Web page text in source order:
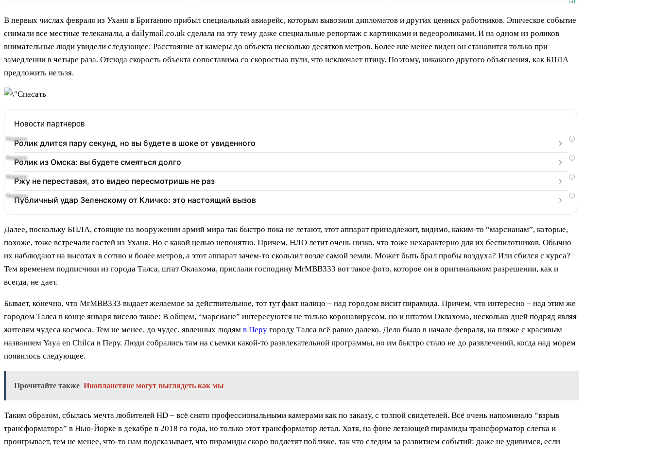
В первых числах февраля из Уханя в Британию прибыл специальный авиарейс, которым вывозили дипломатов и других ценных работников. Эпическое событие
снимали все местные телеканалы, а dailymail.co.uk сделала на эту тему даже специальные репортаж с картинками и ведеороликами. И на одном из роликов
внимательные люди увидели следующее: Расстояние от камеры до объекта несколько десятков метров. Более иле менее виден он становится только при
замедлении в четыре раза. Отсюда скорость объекта сопоставима со скоростью пули, что исключает птицу. Поэтому, никакого другого объяснения, как БПЛА
предложить нельзя.
Новости партнеров
i
Ролик длится пару секунд, но вы будете в шоке от увиденного
i
Ролик из Омска: вы будете смеяться долго
i
Ржу не переставая, это видео пересмотришь не раз
i
Публичный удар Зеленскому от Кличко: это настоящий вызов
Далее, поскольку БПЛА, стоящие на вооружении армий мира так быстро пока не летают, этот аппарат принадлежит, видимо, каким-то “марсианам”, которые,
похоже, тоже встречали гостей из Уханя. Но с какой целью непонятно. Причем, НЛО летит очень низко, что тоже нехарактерно для их беспилотников. Обычно
их наблюдают на высотах в сотню и более метров, а этот аппарат зачем-то скользил возле самой земли. Может быть брал пробы воздуха? Или сбился с курса?
Тем временем подписчики из города Талса, штат Оклахома, прислали господину MrMBB333 вот такое фото, которое он в оригинальном разрешении, как и
всегда, не дает.
Бывает, конечно, что MrMBB333 выдает желаемое за действительное, тот тут факт налицо – над городом висит пирамида. Причем, что интересно – над этим же
городом Талса в конце января висело такое: В общем, “марсиане” интересуются не только коронавирусом, но и штатом Оклахома, несколько дней подряд являя
жителям чудеса космоса. Тем не менее, до чудес, явленных людям в Перу городу Талса всё равно далеко. Дело было в начале февраля, на пляже с красивым
названием Yaya en Chilca в Перу. Люди собрались там на съемки какой-то развлекательной программы, но им быстро стало не до развлечений, когда над морем
появилось следующее.
Прочитайте также Инопланетяне могут выглядеть как мы
Таким образом, сбылась мечта любителей HD – всё снято профессиональными камерами как по заказу, с толпой свидетелей. Всё очень напоминало “взрыв
трансформатора” в Нью-Йорке в декабре в 2018 го года, но только этот трансформатор летал. Хотя, на фоне летающей пирамиды трансформатор слегка и
проигрывает, тем не менее, что-то нам подсказывает, что пирамиды скоро подлетят поближе, так что следим за развитием событий: даже не удивимся, если